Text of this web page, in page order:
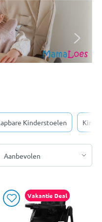
Kinderstoelen
Vakantie Deal